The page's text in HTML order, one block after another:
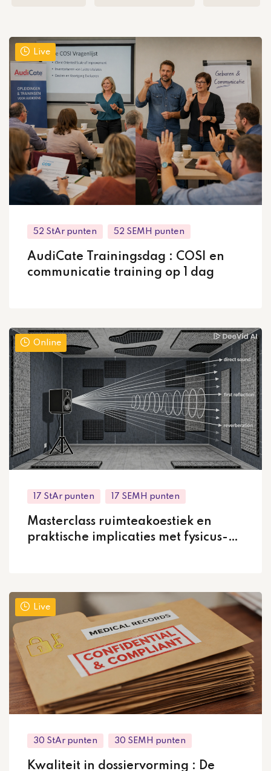
Live
52 StAr punten 52 SEMH punten
AudiCate Trainingsdag : COSI en
communicatie training op 1 dag
Online
17 StAr punten 17 SEMH punten
Masterclass ruimteakoestiek en
praktische implicaties met fysicus-
Live
30 StAr punten 30 SEMH punten
Kwaliteit in dossiervorming : De